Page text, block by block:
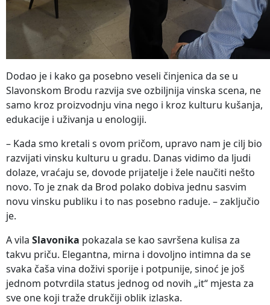
Dodao je i kako ga posebno veseli činjenica da se u
Slavonskom Brodu razvija sve ozbiljnija vinska scena, ne
samo kroz proizvodnju vina nego i kroz kulturu kušanja,
edukacije i uživanja u enologiji.
– Kada smo kretali s ovom pričom, upravo nam je cilj bio
razvijati vinsku kulturu u gradu. Danas vidimo da ljudi
dolaze, vraćaju se, dovode prijatelje i žele naučiti nešto
novo. To je znak da Brod polako dobiva jednu sasvim
novu vinsku publiku i to nas posebno raduje. – zaključio
je.
A vila Slavonika pokazala se kao savršena kulisa za
takvu priču. Elegantna, mirna i dovoljno intimna da se
svaka čaša vina doživi sporije i potpunije, sinoć je još
jednom potvrdila status jednog od novih „it“ mjesta za
sve one koji traže drukčiji oblik izlaska.